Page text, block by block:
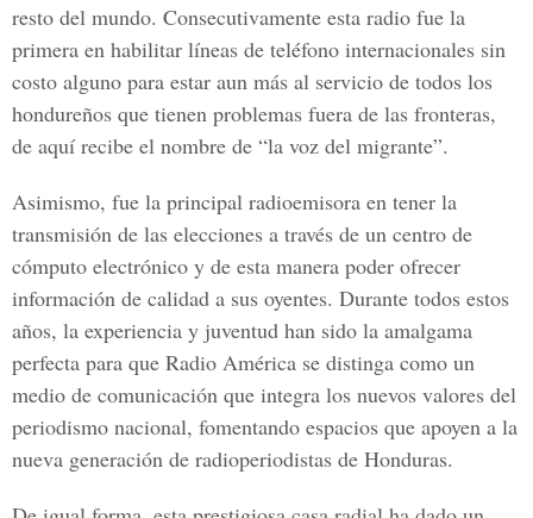
resto del mundo. Consecutivamente esta radio fue la
primera en habilitar líneas de teléfono internacionales sin
costo alguno para estar aun más al servicio de todos los
hondureños que tienen problemas fuera de las fronteras,
de aquí recibe el nombre de “la voz del migrante”.
Asimismo, fue la principal radioemisora en tener la
transmisión de las elecciones a través de un centro de
cómputo electrónico y de esta manera poder ofrecer
información de calidad a sus oyentes. Durante todos estos
años, la experiencia y juventud han sido la amalgama
perfecta para que Radio América se distinga como un
medio de comunicación que integra los nuevos valores del
periodismo nacional, fomentando espacios que apoyen a la
nueva generación de radioperiodistas de Honduras.